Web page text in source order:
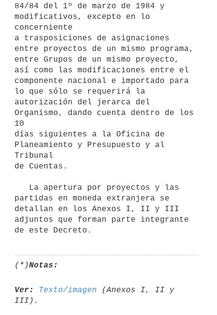
84/84 del 1º de marzo de 1984 y
modificativos, excepto en lo
concerniente
a trasposiciones de asignaciones
entre proyectos de un mismo programa,
entre Grupos de un mismo proyecto,
así como las modificaciones entre el
componente nacional e importado para
lo que sólo se requerirá la
autorización del jerarca del
Organismo, dando cuenta dentro de los
10
días siguientes a la Oficina de
Planeamiento y Presupuesto y al
Tribunal
de Cuentas.
partidas en moneda extranjera se
detallan en los Anexos I, II y III
adjuntos que forman parte integrante
(*)Notas:
Ver: Texto/imagen (Anexos I, II y